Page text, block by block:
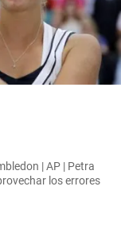
| AP | Petra
los errores